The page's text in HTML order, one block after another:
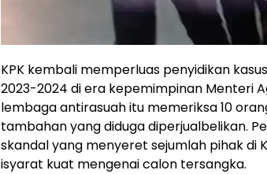
KPK kembali memperluas penyidikan
2023-2024 di era kepemimpinan Menteri
lembaga antirasuah itu memeriksa 10
tambahan yang diduga diperjualbelikan.
skandal yang menyeret sejumlah pihak di
isyarat kuat mengenai calon tersangka.